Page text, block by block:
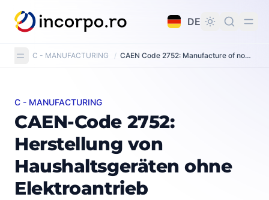
springen
DE
C - MANUFACTURING / CAEN Code 2752: Manufacture of non-electric domestic appliances
CAEN-Code 2752: Herstellung von Haushaltsgeräten
C - MANUFACTURING
CAEN-Code 2752:
Herstellung von
Haushaltsgeräten ohne
Elektroantrieb